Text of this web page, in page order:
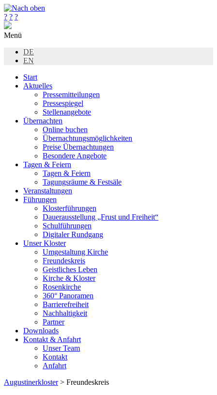
? ? ?
Menü
DE
EN
Start
Aktuelles
Pressemitteilungen
Pressespiegel
Stellenangebote
Übernachten
Online buchen
Übernachtungsmöglichkeiten
Preise Übernachtungen
Besondere Angebote
Tagen & Feiern
Tagen & Feiern
Tagungsräume & Festsäle
Veranstaltungen
Führungen
Klosterführungen
Dauerausstellung „Frust und Freiheit“
Schulführungen
Digitaler Rundgang
Unser Kloster
Umgestaltung Kirche
Freundeskreis
Geistliches Leben
Kirche & Kloster
Rosenkirche
360° Panoramen
Barrierefreiheit
Nachhaltigkeit
Partner
Downloads
Kontakt & Anfahrt
Unser Team
Kontakt
Anfahrt
Augustinerkloster> Freundeskreis